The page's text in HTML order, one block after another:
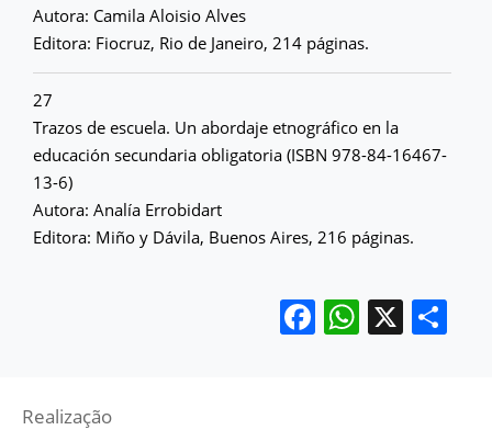
Autora: Camila Aloisio Alves
Editora: Fiocruz, Rio de Janeiro, 214 páginas.
27
Trazos de escuela. Un abordaje etnográfico en la
educación secundaria obligatoria (ISBN 978-84-16467-
13-6)
Autora: Analía Errobidart
Editora: Miño y Dávila, Buenos Aires, 216 páginas.
Facebook
X
Realização